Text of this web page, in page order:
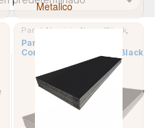
Panel Aluminio Negro/Black,
Panel de Aluminio Compuesto
Panel de Aluminio
Compuesto 1.25 X 4.20 Black
– Negro 4mm Ds07432-4.20